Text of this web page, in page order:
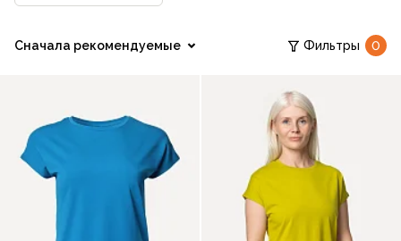
Сначала рекомендуемые Фильтры 0